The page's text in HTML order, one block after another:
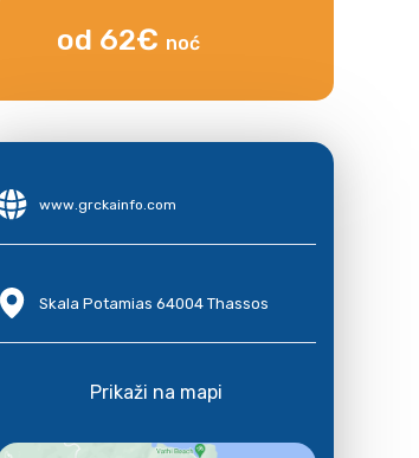
od 62€ noć
www.grckainfo.com
Skala Potamias 64004 Thassos
Prikaži na mapi